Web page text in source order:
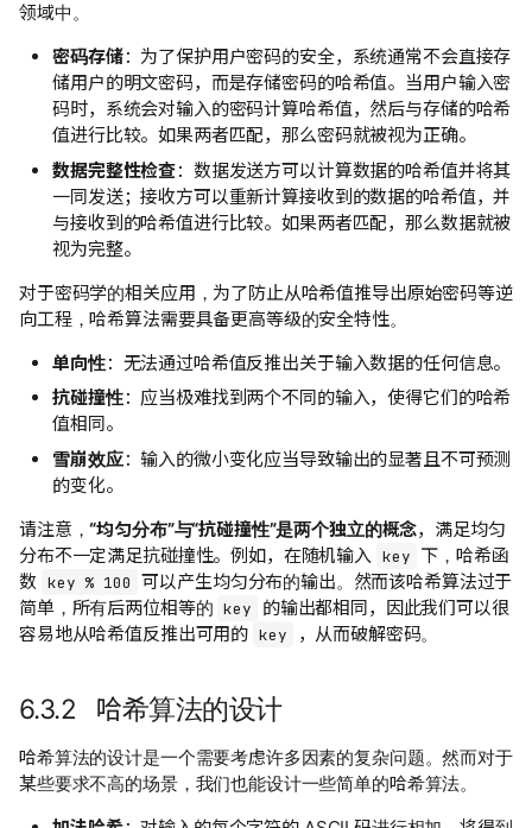
领域中。
密码存储：为了保护用户密码的安全，系统通常不会直接存
储用户的明文密码，而是存储密码的哈希值。当用户输入密
码时，系统会对输入的密码计算哈希值，然后与存储的哈希
值进行比较。如果两者匹配，那么密码就被视为正确。
数据完整性检查：数据发送方可以计算数据的哈希值并将其
一同发送；接收方可以重新计算接收到的数据的哈希值，并
与接收到的哈希值进行比较。如果两者匹配，那么数据就被
视为完整。
对于密码学的相关应用，为了防止从哈希值推导出原始密码等逆
向工程，哈希算法需要具备更高等级的安全特性。
单向性：无法通过哈希值反推出关于输入数据的任何信息。
抗碰撞性：应当极难找到两个不同的输入，使得它们的哈希
值相同。
雪崩效应：输入的微小变化应当导致输出的显著且不可预测
的变化。
请注意，“均匀分布”与“抗碰撞性”是两个独立的概念，满足均匀
分布不一定满足抗碰撞性。例如，在随机输入
key 下，哈希函
数 key % 100 可以产生均匀分布的输出。然而该哈希算法过于
简单，所有后两位相等的 key
的输出都相同，因此我们可以很
容易地从哈希值反推出可用的 key ，从而破解密码。
6.3.2 哈希算法的设计
哈希算法的设计是一个需要考虑许多因素的复杂问题。然而对于
某些要求不高的场景，我们也能设计一些简单的哈希算法。